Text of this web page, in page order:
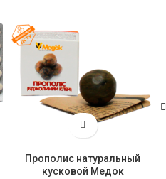
Прополис натуральный
кусковой Медок